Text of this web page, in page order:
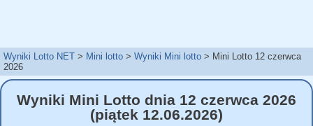
Wyniki Lotto NET Mini lotto Wyniki Mini lotto
Mini Lotto 12 czerwca
2026
Wyniki Mini Lotto dnia 12 czerwca 2026
(piątek 12.06.2026)